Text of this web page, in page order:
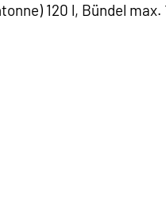
120 l, Bündel max.